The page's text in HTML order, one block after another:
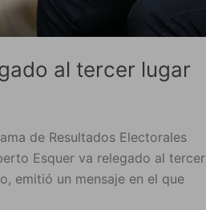
al tercer lugar
de Resultados Electorales
Esquer va relegado al tercer
emitió un mensaje en el que